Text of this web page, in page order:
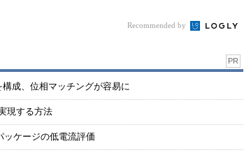
Recommended by
PR
成、位相マッチングが容易に
現する方法
ケージの低電流評価